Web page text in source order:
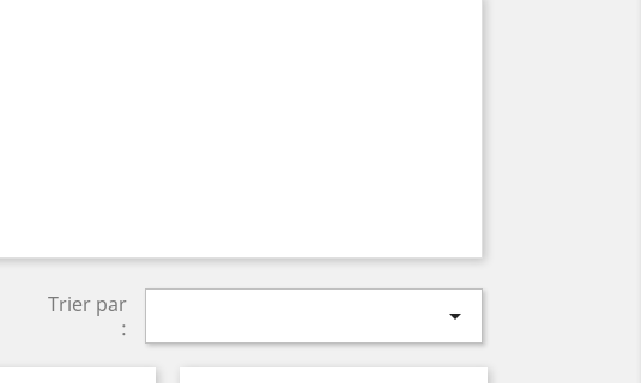
Trier par
:
